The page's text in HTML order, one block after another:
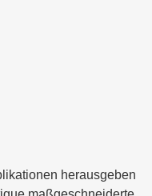
herausgeben